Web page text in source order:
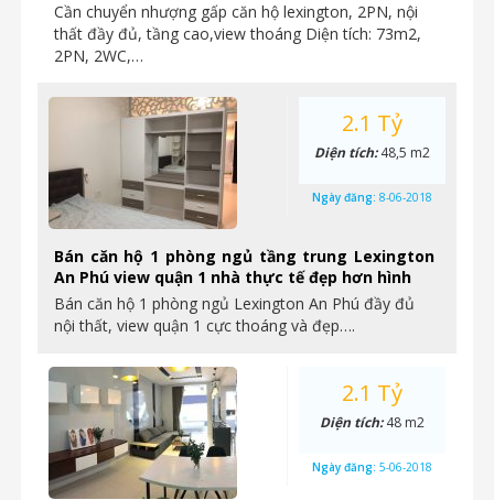
Cần chuyển nhượng gấp căn hộ lexington, 2PN, nội
thất đầy đủ, tầng cao,view thoáng Diện tích: 73m2,
2PN, 2WC,…
Bán căn hộ 1 phòng ngủ tầng trung Lexington
An Phú view quận 1 nhà thực tế đẹp hơn hình
Bán căn hộ 1 phòng ngủ Lexington An Phú đầy đủ
nội thất, view quận 1 cực thoáng và đẹp….
2.1 Tỷ
Diện tích:48,5 m2
Ngày đăng: 8-06-2018
2.1 Tỷ
Diện tích:48 m2
Ngày đăng: 5-06-2018